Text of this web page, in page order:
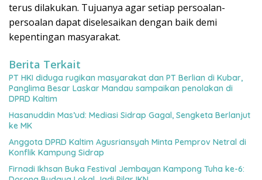
terus dilakukan. Tujuanya agar setiap persoalan-
persoalan dapat diselesaikan dengan baik demi
kepentingan masyarakat.
Berita Terkait
PT HKI diduga rugikan masyarakat dan PT Berlian di Kubar,
Panglima Besar Laskar Mandau sampaikan penolakan di
DPRD Kaltim
Hasanuddin Mas’ud: Mediasi Sidrap Gagal, Sengketa Berlanjut
ke MK
Anggota DPRD Kaltim Agusriansyah Minta Pemprov Netral di
Konflik Kampung Sidrap
Firnadi Ikhsan Buka Festival Jembayan Kampong Tuha ke-6: